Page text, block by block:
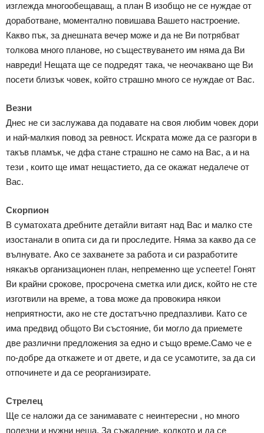
изглежда многообещаващ, а план В изобщо не се нуждае от
доработване, моментално повишава Вашето настроение.
Какво пък, за днешната вечер може и да не Ви потрябват
толкова много планове, но съществуването им няма да Ви
навреди! Нещата ще се подредят така, че неочаквано ще Ви
посети близък човек, който страшно много се нуждае от Вас.
Везни
Днес не си заслужава да подавате на своя любим човек дори
и най-малкия повод за ревност. Искрата може да се разгори в
такъв пламък, че дфа стане страшно не само на Вас, а и на
тези , които ще имат нещастието, да се окажат недалече от
Вас.
Скорпион
В суматохата дребните детайли витаят над Вас и малко сте
изостанали в опита си да ги проследите. Няма за какво да се
вълнувате. Ако се захванете за работа и си разработите
някакъв организационен план, непременно ще успеете! Гонят
Ви крайни срокове, просрочена сметка или диск, който не сте
изготвили на време, а това може да провокира някои
неприятности, ако не сте достатъчно предпазливи. Като се
има предвид общото Ви състояние, би могло да приемете
две различни предложения за едно и също време.Само че е
по-добре да откажете и от двете, и да се усамотите, за да си
отпочинете и да се реорганизирате.
Стрелец
Ще се наложи да се занимавате с неинтересни , но много
полезни и нужни неща. За съжаление, колкото и да се